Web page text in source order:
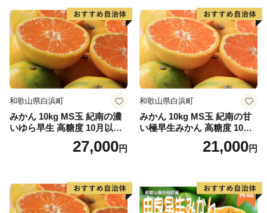
川に飛び込み、祭装束の男衆が肩まで水につかりながら
川を渡る勇ましい祭り。一方の山口八幡神社の祭礼は6
台の屋台と神輿が登場。屋台をぶつけ合いながら印南港
まで御渡、浜辺では雑賀踊りや奴踊り、獅子舞が奉納さ
れます。
和歌山県白浜町
みかん 10kg MS玉 紀南の濃
いゆら早生 高糖度 10月以降
発送 マルチ被覆栽培27,000円
和歌山県白浜町
みかん 10kg MS玉 紀南の甘
い極早生みかん 高糖度 10月
以降発送 マルチ被覆栽培
21,000円